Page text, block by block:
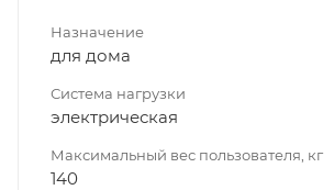
Назначение
для дома
Система нагрузки
электрическая
Максимальный вес пользователя, кг
140